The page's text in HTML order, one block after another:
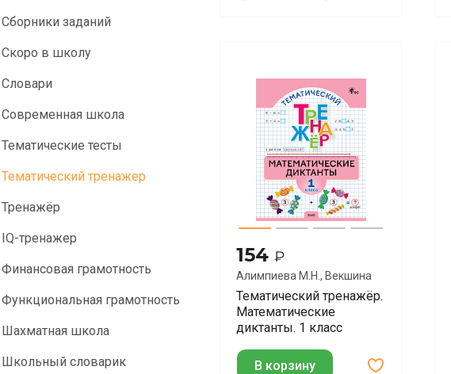
Сборники заданий
Скоро в школу
Словари
Современная школа
Тематические тесты
Тематический тренажер
Тренажёр
IQ-тренажер
Финансовая грамотность
Функциональная грамотность
Шахматная школа
Школьный словарик
154₽
Алимпиева М.Н., Векшина
Т.В.
Тематический тренажёр.
Математические
диктанты. 1 класс
В корзину